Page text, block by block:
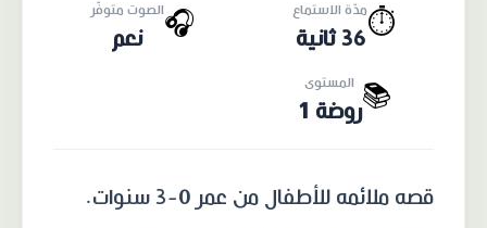
⏱️مدّة الاستماع
36 ثانية
🎧الصوت متوفّر
نعم
📚 المستوى
روضة 1
قصه ملائمه للأطفال من عمر 0-3 سنوات.